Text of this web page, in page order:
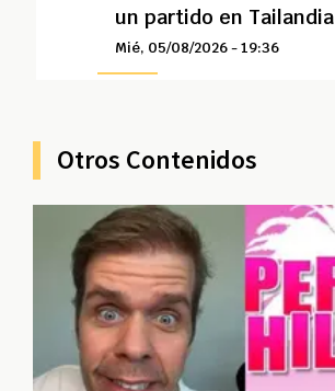
un partido en Tailandia
Mié, 05/08/2026 - 19:36
Otros Contenidos